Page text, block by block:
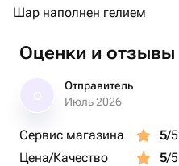
Шар наполнен гелием
Оценки и отзывы
Отправитель
Июль 2026
Сервис магазина 5/5
Цена/Качество
5/5